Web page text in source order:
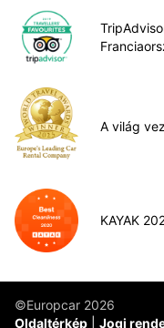
A világ
KAYAK
©Europcar 2026
Oldaltérkép
Jogi